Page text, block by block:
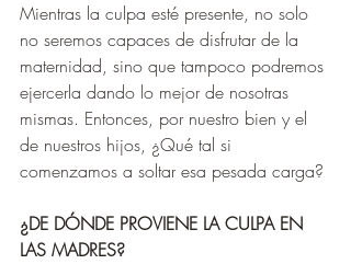
Mientras la culpa esté presente, no solo
no seremos capaces de disfrutar de la
maternidad, sino que tampoco podremos
ejercerla dando lo mejor de nosotras
mismas. Entonces, por nuestro bien y el
de nuestros hijos, ¿Qué tal si
comenzamos a soltar esa pesada carga?
¿DE DÓNDE PROVIENE LA CULPA EN
LAS MADRES?